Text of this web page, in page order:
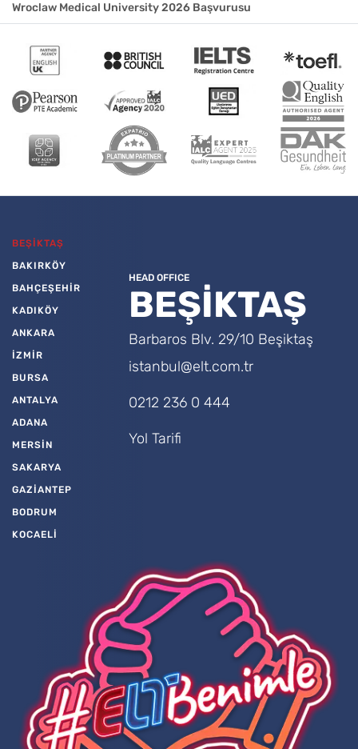
Wroclaw Medical University 2026 Başvurusu
BEŞİKTAŞ
BAKIRKÖY
BAHÇEŞEHİR
KADIKÖY
ANKARA
İZMİR
BURSA
ANTALYA
ADANA
MERSİN
SAKARYA
GAZİANTEP
BODRUM
KOCAELİ
HEAD OFFICE
BEŞİKTAŞ
Barbaros Blv. 29/10 Beşiktaş
istanbul@elt.com.tr
0212 236 0 444
Yol Tarifi